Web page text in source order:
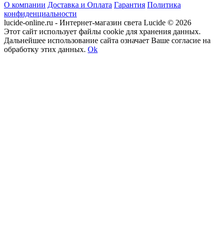
О компании Доставка и Оплата Гарантия Политика
конфиденциальности
lucide-online.ru - Интернет-магазин света Lucide © 2026
Этот сайт использует файлы cookie для хранения данных.
Дальнейшее использование сайта означает Ваше согласие на
обработку этих данных. Ok